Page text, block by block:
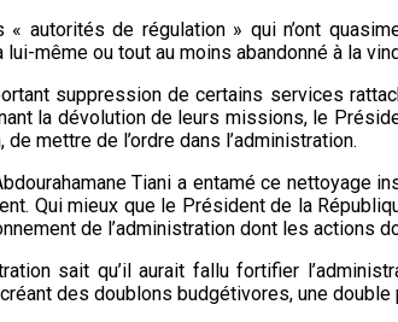
« autorités de régulation » qui n’ont
même ou tout au moins abandonné à la
suppression de certains services
la dévolution de leurs missions, le
mettre de l’ordre dans l’administration.
Tiani a entamé ce
Qui mieux que le Président de la
de l’administration dont les actions
sait qu’il aurait fallu fortifier
des doublons budgétivores, une